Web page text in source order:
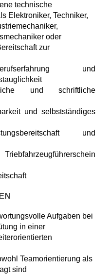
technische
Elektroniker, Techniker,
oder
zur
und
und schriftliche
und selbstständiges
und
Aufgaben bei
in einer
Teamorientierung als
sind